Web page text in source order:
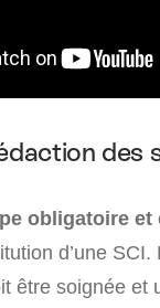
des
obligatoire et
d’une
être soignée et